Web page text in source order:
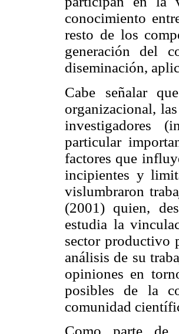
conocimiento
resto de los
generación del
diseminación,
Cabe señalar
organizacional,
investigadores
particular
factores que
incipientes y
vislumbraron
(2001) quien,
estudia la
sector productivo
análisis de su
opiniones en
posibles de la
comunidad
Como parte de